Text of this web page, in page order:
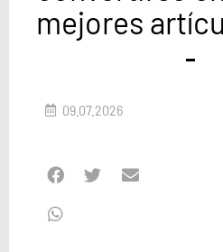
mejores
09.07.2026